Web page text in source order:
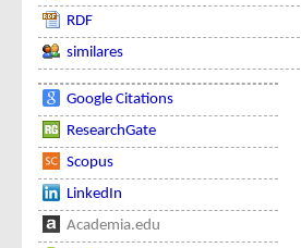
RDF
similares
Google Citations
ResearchGate
Scopus
LinkedIn
Academia.edu